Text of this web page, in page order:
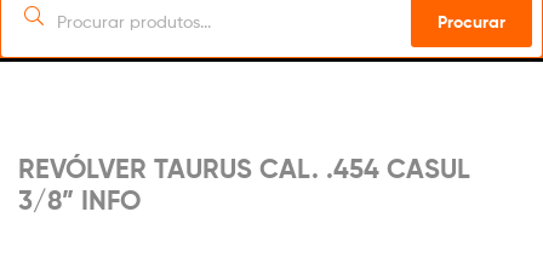
Procurar
REVÓLVER TAURUS CAL. .454 CASUL
3/8” INFO